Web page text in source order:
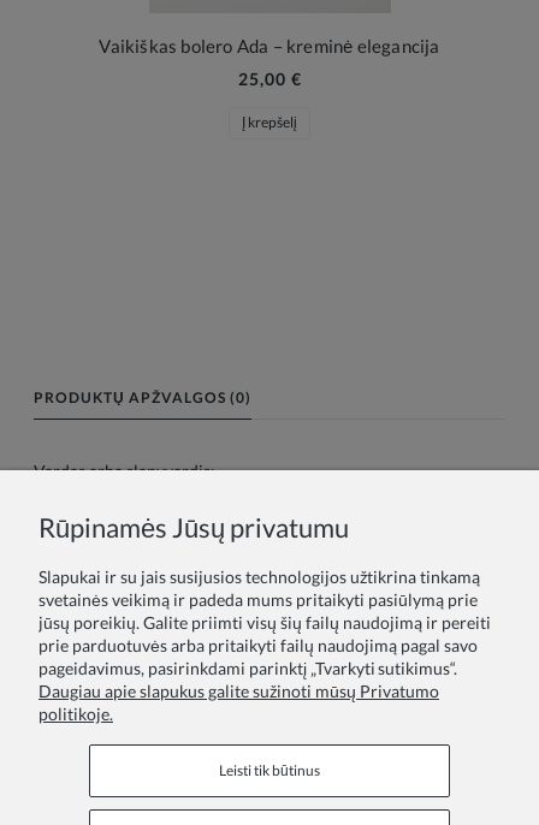
Vaikiškas bolero Ada – kreminė elegancija
25,00 €
Į krepšelį
PRODUKTŲ APŽVALGOS (0)
Vardas arba slapyvardis:
Rūpinamės Jūsų privatumu
Slapukai ir su jais susijusios technologijos užtikrina tinkamą
svetainės veikimą ir padeda mums pritaikyti pasiūlymą prie
jūsų poreikių. Galite priimti visų šių failų naudojimą ir pereiti
prie parduotuvės arba pritaikyti failų naudojimą pagal savo
pageidavimus, pasirinkdami parinktį „Tvarkyti sutikimus“.
Daugiau apie slapukus galite sužinoti mūsų Privatumo
politikoje.
Leisti tik būtinus